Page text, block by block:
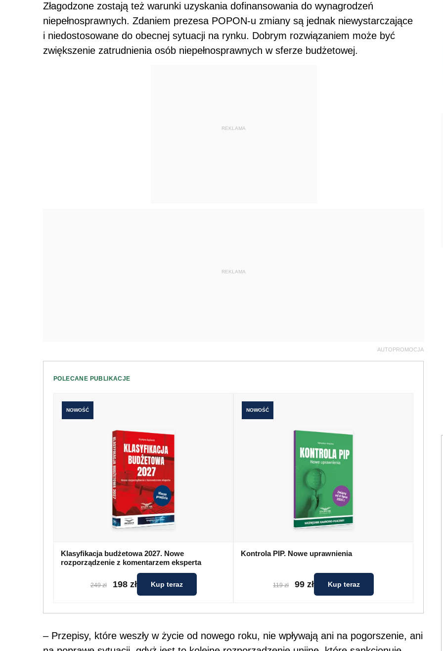
Złagodzone zostają też warunki uzyskania dofinansowania do wynagrodzeń
niepełnosprawnych. Zdaniem prezesa POPON-u zmiany są jednak niewystarczające
i niedostosowane do obecnej sytuacji na rynku. Dobrym rozwiązaniem może być
zwiększenie zatrudnienia osób niepełnosprawnych w sferze budżetowej.
REKLAMA
REKLAMA
AUTOPROMOCJA
POLECANE PUBLIKACJE
NOWOŚĆ
Klasyfikacja budżetowa 2027. Nowe
rozporządzenie z komentarzem eksperta
249 zł 198 zł Kup teraz
NOWOŚĆ
Kontrola PIP. Nowe uprawnienia
119 zł 99 zł Kup teraz
– Przepisy, które weszły w życie od nowego roku, nie wpływają ani na pogorszenie, ani